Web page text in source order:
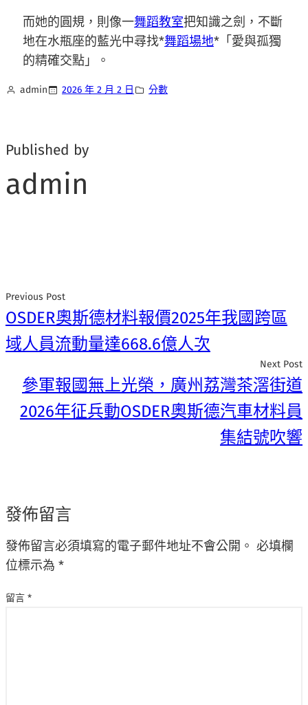
而她的圓規，則像一舞蹈教室把知識之劍，不斷
地在水瓶座的藍光中尋找*舞蹈場地*「愛與孤獨
的精確交點」。
admin 2026 年 2 月 2 日 分數
Published by
admin
Previous Post
OSDER奧斯德材料報價2025年我國跨區
域人員流動量達668.6億人次
Next Post
參軍報國無上光榮，廣州荔灣茶滘街道
2026年征兵動OSDER奧斯德汽車材料員
集結號吹響
發佈留言
發佈留言必須填寫的電子郵件地址不會公開。 必填欄
位標示為 *
留言 *